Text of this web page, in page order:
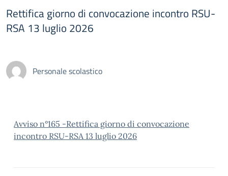
Rettifica giorno di convocazione incontro RSU-
RSA 13 luglio 2026
Personale scolastico
Avviso n°165 -Rettifica giorno di convocazione
incontro RSU-RSA 13 luglio 2026